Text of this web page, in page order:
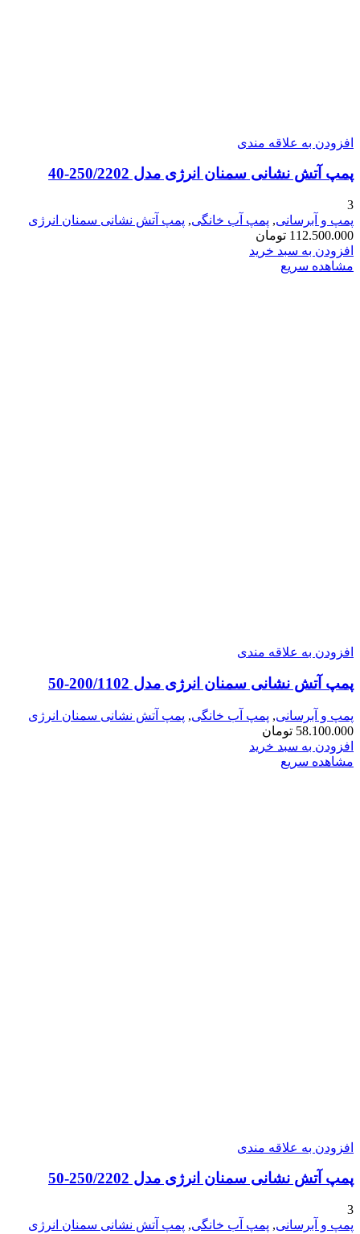
افزودن به علاقه مندی
پمپ آتش نشانی سمنان انرژی مدل 250/2202-40
3
پمپ و آبرسانی, پمپ آب خانگی, پمپ آتش نشانی سمنان انرژی
112.500.000 تومان
افزودن به سبد خرید
مشاهده سریع
افزودن به علاقه مندی
پمپ آتش نشانی سمنان انرژی مدل 200/1102-50
پمپ و آبرسانی, پمپ آب خانگی, پمپ آتش نشانی سمنان انرژی
58.100.000 تومان
افزودن به سبد خرید
مشاهده سریع
افزودن به علاقه مندی
پمپ آتش نشانی سمنان انرژی مدل 250/2202-50
3
پمپ و آبرسانی, پمپ آب خانگی, پمپ آتش نشانی سمنان انرژی